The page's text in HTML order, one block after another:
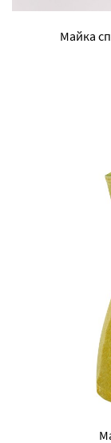
Майка